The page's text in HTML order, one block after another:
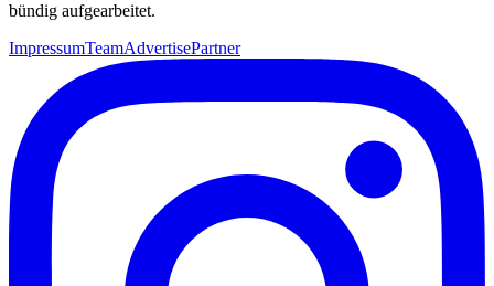
bündig aufgearbeitet.
ImpressumTeamAdvertisePartner